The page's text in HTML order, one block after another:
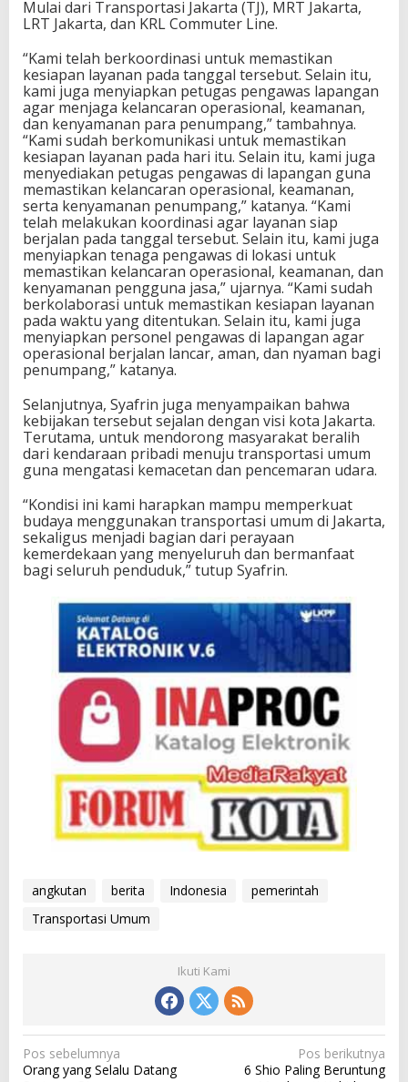
Mulai dari Transportasi Jakarta (TJ), MRT Jakarta,
LRT Jakarta, dan KRL Commuter Line.
“Kami telah berkoordinasi untuk memastikan
kesiapan layanan pada tanggal tersebut. Selain itu,
kami juga menyiapkan petugas pengawas lapangan
agar menjaga kelancaran operasional, keamanan,
dan kenyamanan para penumpang,” tambahnya.
“Kami sudah berkomunikasi untuk memastikan
kesiapan layanan pada hari itu. Selain itu, kami juga
menyediakan petugas pengawas di lapangan guna
memastikan kelancaran operasional, keamanan,
serta kenyamanan penumpang,” katanya. “Kami
telah melakukan koordinasi agar layanan siap
berjalan pada tanggal tersebut. Selain itu, kami juga
menyiapkan tenaga pengawas di lokasi untuk
memastikan kelancaran operasional, keamanan, dan
kenyamanan pengguna jasa,” ujarnya. “Kami sudah
berkolaborasi untuk memastikan kesiapan layanan
pada waktu yang ditentukan. Selain itu, kami juga
menyiapkan personel pengawas di lapangan agar
operasional berjalan lancar, aman, dan nyaman bagi
penumpang,” katanya.
Selanjutnya, Syafrin juga menyampaikan bahwa
kebijakan tersebut sejalan dengan visi kota Jakarta.
Terutama, untuk mendorong masyarakat beralih
dari kendaraan pribadi menuju transportasi umum
guna mengatasi kemacetan dan pencemaran udara.
“Kondisi ini kami harapkan mampu memperkuat
budaya menggunakan transportasi umum di Jakarta,
sekaligus menjadi bagian dari perayaan
kemerdekaan yang menyeluruh dan bermanfaat
bagi seluruh penduduk,” tutup Syafrin.
angkutan berita Indonesia
pemerintah
Transportasi Umum
Ikuti Kami
N
Pos sebelumnya
Orang yang Selalu Datang
Pos berikutnya
6 Shio Paling Beruntung